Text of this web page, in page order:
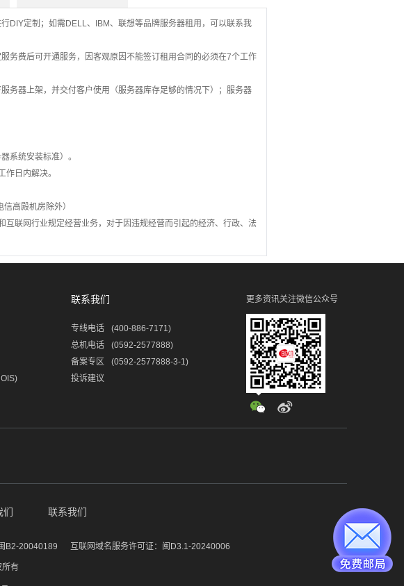
DIY定制；如需DELL、IBM、联想等品牌服务器租用，可以联系我
务费后可开通服务，因客观原因不能签订租用合同的必须在7个工作
务器上架，并交付客户使用（服务器库存足够的情况下）；服务器
系统安装标准）。
日内解决。
高殿机房除外）
联网行业规定经营业务，对于因违规经营而引起的经济、行政、法
联系我们
专线电话
(400-886-7171)
总机电话
(0592-2577888)
备案专区
(0592-2577888-3-1)
投诉建议
更多资讯关注微信公众号
们 联系我们
B2-20040189 互联网域名服务许可证：闽D3.1-20240006
有